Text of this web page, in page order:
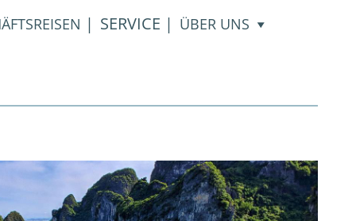
| SERVICE | ÜBER UNS